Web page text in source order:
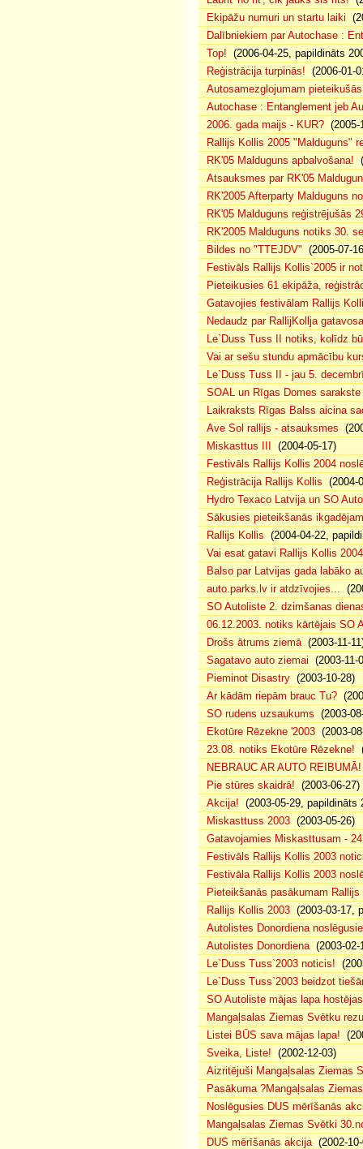
Ekipāžu numuri un startu laiki
Dalībniekiem par Autochase :
Top! (2006-04-25, papildināts
Reģistrācija turpinās! (2006-01-
Autosamezglojumam
Autochase : Entanglement jeb
2006. gada maijs - KUR? (2005-
Rallijs Kollis 2005 "Malduguns"
RK'05 Malduguns apbalvošana!
Atsauksmes par RK'05
RK'2005 Afterparty Malduguns
RK'05 Malduguns reģistrējušās
RK'2005 Malduguns notiks 30.
Bildes no "TTEJDV" (2005-07-
Festivāls Rallijs Kollis`2005 ir
Pieteikusies 61 ekipāža,
Gatavojies festivālam Rallijs
Nedaudz par RallijKollja
Le`Duss Tuss II notiks, kolīdz
Vai ar sešu stundu apmācību
Le`Duss Tuss II - jau 5.
SOAL un Rīgas Domes
Laikraksts Rīgas Balss aicina
Ave Sol rallijs - atsauksmes
Miskasttus III
(2004-05-17)
Festivāls Rallijs Kollis 2004
Reģistrācija Rallijs Kollis (2004-
Hydro Texaco Latvija un SO
Sākusies pieteikšanās
Rallijs Kollis (2004-04-22,
Vai esat gatavi Rallijs Kollis
Balso par Latvijas gada labāko
auto.parks.lv ir atdzīvojies...
SO Autoliste 2. dzimšanas
06.12.2003. notiks kārtējais SO
Drošs ātrums ziemā(2003-11-
Sagatavo auto ziemai (2003-11-
Pieminot Disastry (2003-10-28)
Ar kādām riepām brauc Tu?
SO rudens uzsaukums (2003-
Ekotūre Rēzekne '2003 (2003-
23.08. notiks Ekotūre Rēzekne!
NEBRAUC AR AUTO REIBUMĀ!
Pie stūres skaidrā! (2003-06-27)
Akcija! (2003-05-29, papildināts
Miskasttuss 2003 (2003-05-26)
Gatavojamies Miskasttusam -
Festivāls Rallijs Kollis 2003
Festivāla Rallijs Kollis 2003
Pieteikšanās pasākumam
Rallijs Kollis 2003 (2003-03-17,
Autolistes Donordiena
Autolistes Donordiena(2003-02-
Le`Duss Tuss`2003 noticis!
Le`Duss Tuss`2003 beidzot
SO Autoliste mājas lapa
Mangaļsalas Ziemas Svētku
Listei BŪS sava mājas lapa!
Sveika, Liste! (2002-12-03)
Aizritējuši Mangaļsalas Ziemas
Pasākuma ?Mangaļsalas
Noslēgusies DUS mērīšanās
Mangaļsalas Ziemas Svētki
DUS mērīšanās akcija(2002-10-